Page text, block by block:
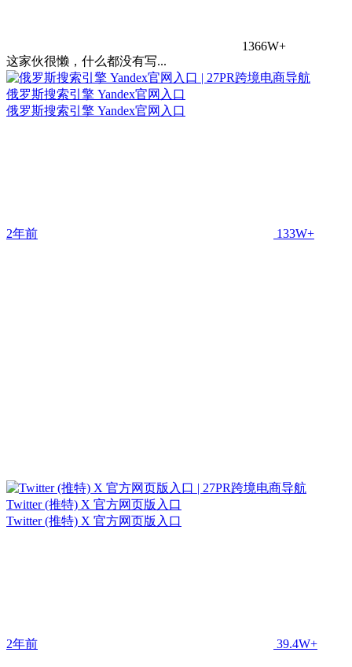
1366W+
这家伙很懒，什么都没有写...
俄罗斯搜索引擎 Yandex官网入口
俄罗斯搜索引擎 Yandex官网入口
2年前 133W+
Twitter (推特) X 官方网页版入口
Twitter (推特) X 官方网页版入口
2年前 39.4W+